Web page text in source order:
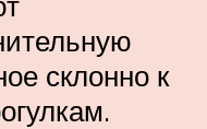
склонно к